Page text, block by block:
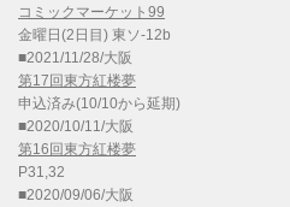
コミックマーケット99
金曜日(2日目) 東ソ-12b
■2021/11/28/大阪
第17回東方紅楼夢
申込済み(10/10から延期)
■2020/10/11/大阪
第16回東方紅楼夢
P31,32
■2020/09/06/大阪